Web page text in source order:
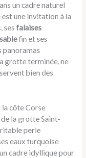
un cadre naturel
une invitation à la
ses falaises
sablefin et ses
grotte terminée, ne
bien des
la côte Corse
de la grotte Saint-
perle
eaux turquoise
cadre idyllique pour